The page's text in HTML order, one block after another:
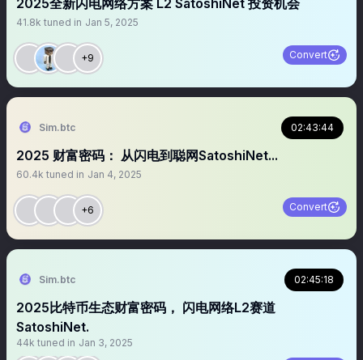
2025全新闪电网络方案 L2 SatoshiNet 投资机会
41.8k tuned in Jan 5, 2025
+9 Convert
Sim.btc 02:43:44
2025 财富密码： 从闪电到聪网SatoshiNet...
60.4k tuned in Jan 4, 2025
+6 Convert
Sim.btc 02:45:18
2025比特币生态财富密码， 闪电网络L2赛道
SatoshiNet.
44k tuned in Jan 3, 2025